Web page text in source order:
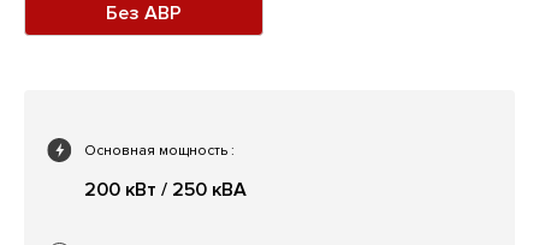
Без АВР
Основная мощность :
200 кВт / 250 кВА